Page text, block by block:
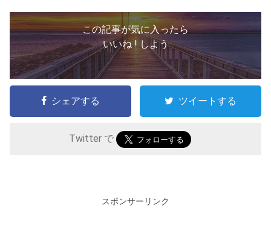
この記事が気に入ったら
いいね ! しよう
シェアする ツイートする
Twitter で
スポンサーリンク